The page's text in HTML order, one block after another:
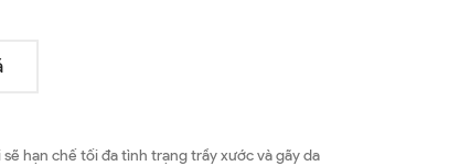
hạn chế tối đa tình trạng trầy xước và gãy da